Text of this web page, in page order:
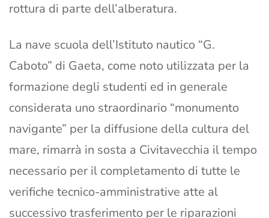
rottura di parte dell’alberatura.
La nave scuola dell’Istituto nautico “G.
Caboto” di Gaeta, come noto utilizzata per la
formazione degli studenti ed in generale
considerata uno straordinario “monumento
navigante” per la diffusione della cultura del
mare, rimarrà in sosta a Civitavecchia il tempo
necessario per il completamento di tutte le
verifiche tecnico-amministrative atte al
successivo trasferimento per le riparazioni